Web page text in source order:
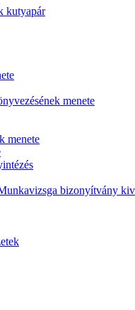
kutyapár
menete
menete
bizonyítvány